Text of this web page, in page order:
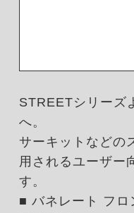
STREETシリーズ
へ。
サーキットなどの
用されるユーザー
す。
■ バネレート フロ